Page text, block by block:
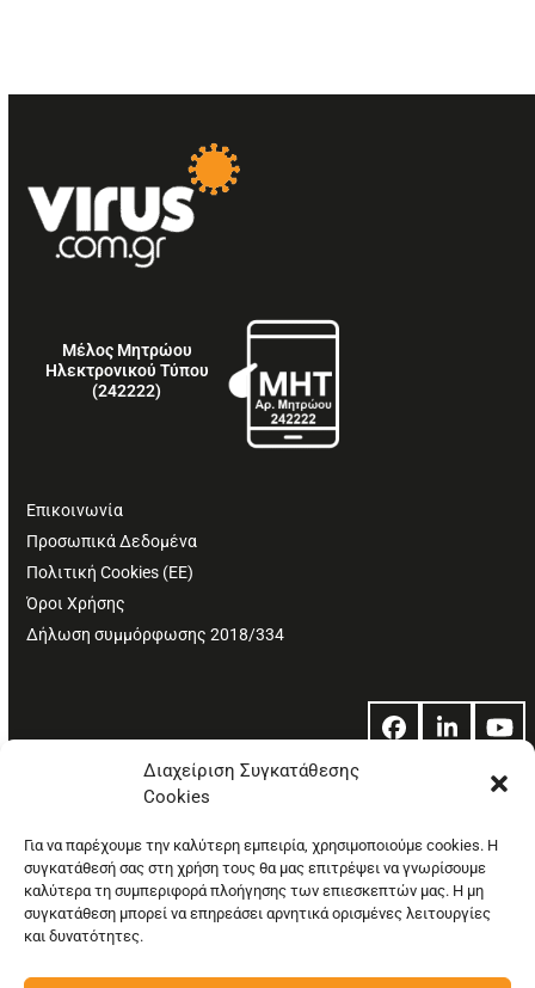
Διαχείριση Συγκατάθεσης
Cookies
Για να παρέχουμε την καλύτερη εμπειρία, χρησιμοποιούμε cookies. Η
συγκατάθεσή σας στη χρήση τους θα μας επιτρέψει να γνωρίσουμε
καλύτερα τη συμπεριφορά πλοήγησης των επιεσκεπτών μας. Η μη
συγκατάθεση μπορεί να επηρεάσει αρνητικά ορισμένες λειτουργίες
και δυνατότητες.
Μέλος Μητρώου
Ηλεκτρονικού Τύπου
(242222)
Επικοινωνία
Προσωπικά Δεδομένα
Πολιτική Cookies (ΕΕ)
Όροι Χρήσης
Δήλωση συμμόρφωσης 2018/334
Facebook
LinkedIn
© Copyright: Ethos Media S.A.